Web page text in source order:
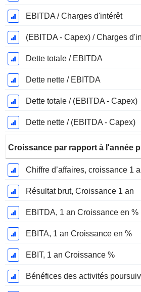
EBITDA / Charges d'intérêt
(EBITDA - Capex) / Charges
Dette totale / EBITDA
Dette nette / EBITDA
Dette totale / (EBITDA - Capex)
Dette nette / (EBITDA - Capex)
Croissance par rapport à l'année
Chiffre d’affaires, croissance 1
Résultat brut, Croissance 1 an
EBITDA, 1 an Croissance en %
EBITA, 1 an Croissance en %
EBIT, 1 an Croissance %